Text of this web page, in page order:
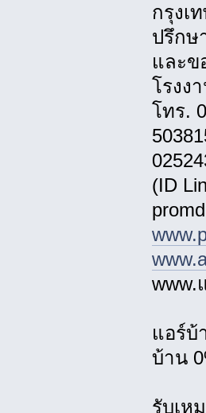
กรุงเ
ปรึกษ
และข
โรงง
โทร.
(ID
www.
แอร์บ้
บ้าน
รับเห